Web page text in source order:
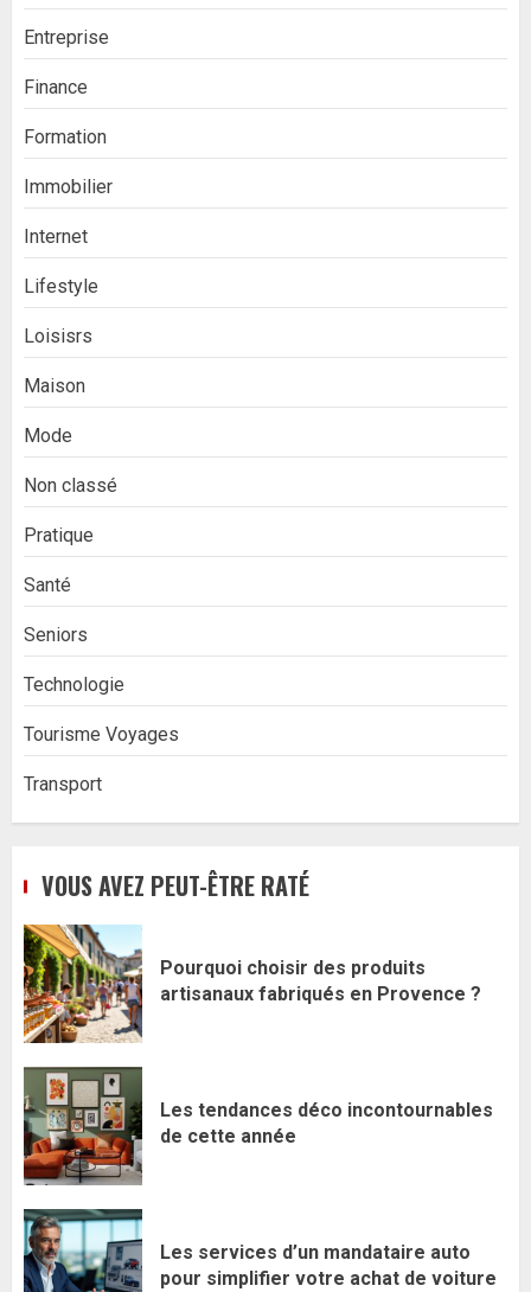
Entreprise
Finance
Formation
Immobilier
Internet
Lifestyle
Loisisrs
Maison
Mode
Non classé
Pratique
Santé
Seniors
Technologie
Tourisme Voyages
Transport
VOUS AVEZ PEUT-ÊTRE RATÉ
Pourquoi choisir des produits
artisanaux fabriqués en Provence ?
Les tendances déco incontournables
de cette année
Les services d’un mandataire auto
pour simplifier votre achat de voiture